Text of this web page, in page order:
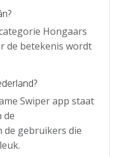
Hongaars
de betekenis wordt
Swiper app staat
de
de gebruikers die